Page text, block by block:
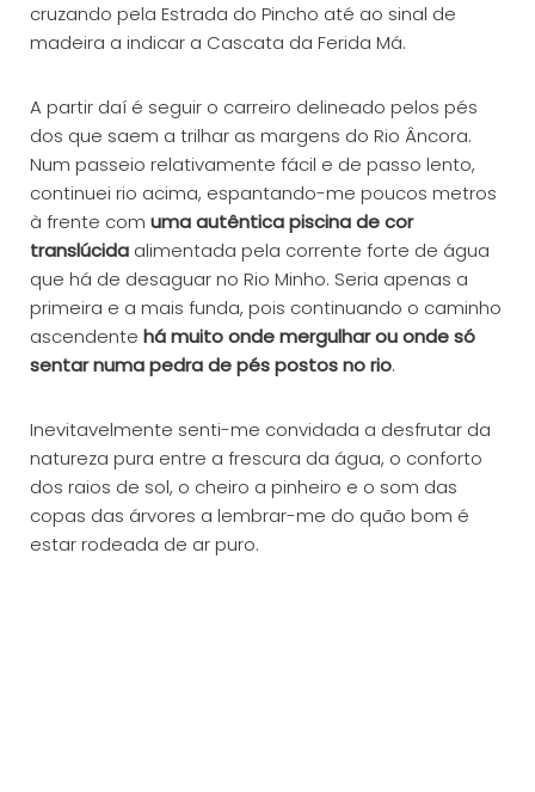
cruzando pela Estrada do Pincho até ao sinal de
madeira a indicar a Cascata da Ferida Má.
A partir daí é seguir o carreiro delineado pelos pés
dos que saem a trilhar as margens do Rio Âncora.
Num passeio relativamente fácil e de passo lento,
continuei rio acima, espantando-me poucos metros
à frente com uma autêntica piscina de cor
translúcida alimentada pela corrente forte de água
que há de desaguar no Rio Minho. Seria apenas a
primeira e a mais funda, pois continuando o caminho
ascendente há muito onde mergulhar ou onde só
sentar numa pedra de pés postos no rio.
Inevitavelmente senti-me convidada a desfrutar da
natureza pura entre a frescura da água, o conforto
dos raios de sol, o cheiro a pinheiro e o som das
copas das árvores a lembrar-me do quão bom é
estar rodeada de ar puro.